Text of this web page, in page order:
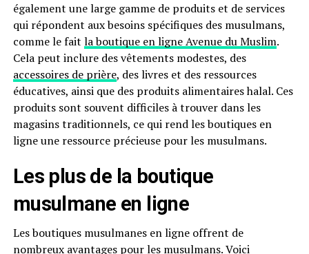
également une large gamme de produits et de services
qui répondent aux besoins spécifiques des musulmans,
comme le fait la boutique en ligne Avenue du Muslim.
Cela peut inclure des vêtements modestes, des
accessoires de prière, des livres et des ressources
éducatives, ainsi que des produits alimentaires halal. Ces
produits sont souvent difficiles à trouver dans les
magasins traditionnels, ce qui rend les boutiques en
ligne une ressource précieuse pour les musulmans.
Les plus de la boutique
musulmane en ligne
Les boutiques musulmanes en ligne offrent de
nombreux avantages pour les musulmans. Voici